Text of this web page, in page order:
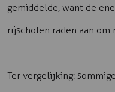
gemiddelde, want de
rijscholen raden aan
Ter vergelijking: